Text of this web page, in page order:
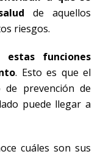
de aquellos
riesgos.
funciones
. Esto es que el
de prevención de
puede llegar a
cuáles son sus